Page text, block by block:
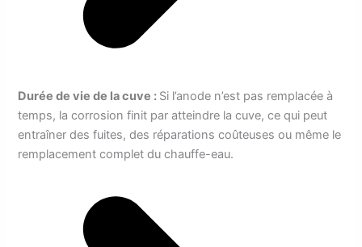
Durée de vie de la cuve : Si l’anode n’est pas remplacée à
temps, la corrosion finit par atteindre la cuve, ce qui peut
entraîner des fuites, des réparations coûteuses ou même le
remplacement complet du chauffe-eau.